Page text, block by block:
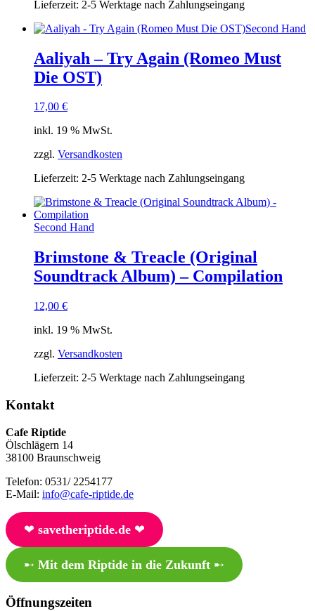
Lieferzeit: 2-5 Werktage nach Zahlungseingang
Second Hand
Aaliyah – Try Again (Romeo Must
Die OST)
17,00 €
inkl. 19 % MwSt.
zzgl. Versandkosten
Lieferzeit: 2-5 Werktage nach Zahlungseingang
Second Hand
Brimstone & Treacle (Original
Soundtrack Album) – Compilation
12,00 €
inkl. 19 % MwSt.
zzgl. Versandkosten
Lieferzeit: 2-5 Werktage nach Zahlungseingang
Kontakt
Cafe Riptide
Ölschlägern 14
38100 Braunschweig
Telefon: 0531/ 2254177
E-Mail: info@cafe-riptide.de
❤︎ savetheriptide.de❤︎
➸ Mit dem Riptide in die Zukunft➸
Öffnungszeiten